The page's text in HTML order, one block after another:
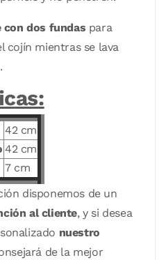
con dos fundas para
cojín mientras se lava
42 cm
42 cm
7 cm
disponemos de un
al cliente, y si desea
nuestro
de la mejor